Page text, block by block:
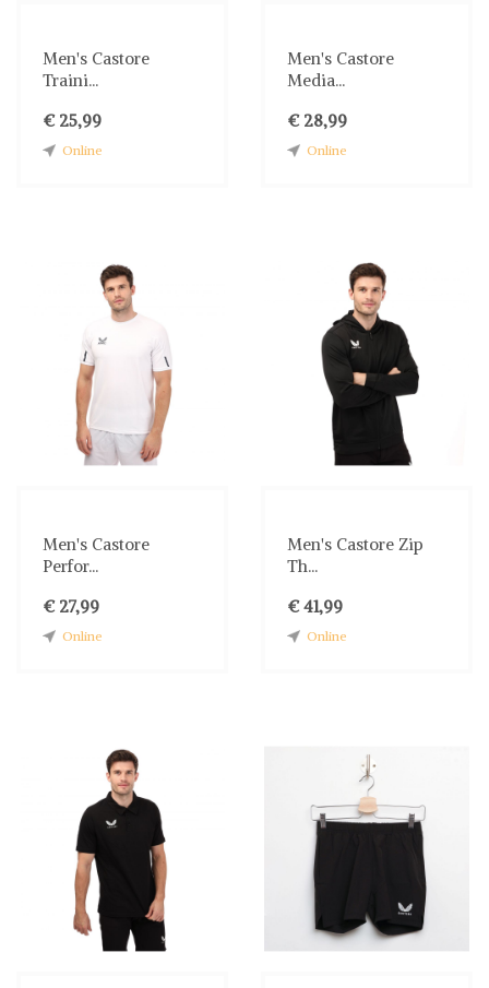
Men's Castore
Traini...
€ 25,99
Online
Men's Castore
Media...
€ 28,99
Online
Men's Castore
Perfor...
€ 27,99
Online
Men's Castore Zip
Th...
€ 41,99
Online